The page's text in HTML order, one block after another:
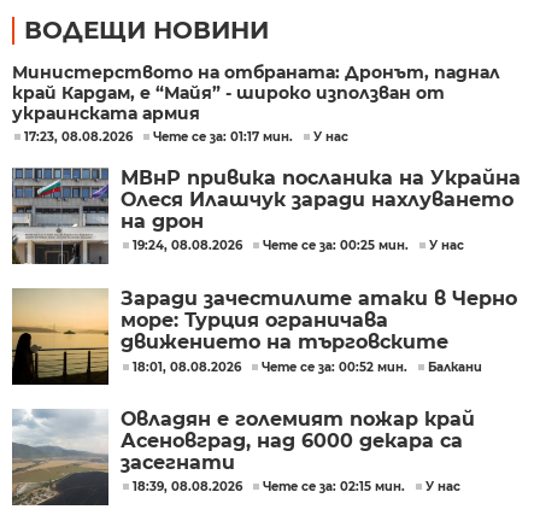
ВОДЕЩИ НОВИНИ
Министерството на отбраната: Дронът, паднал
край Кардам, е “Майя” - широко използван от
украинската армия
17:23, 08.08.2026 Чете се за: 01:17 мин. У нас
МВнР привика посланика на Украйна
Олеся Илашчук заради нахлуването
на дрон
19:24, 08.08.2026 Чете се за: 00:25 мин. У нас
Заради зачестилите атаки в Черно
море: Турция ограничава
движението на търговските
кораби
18:01, 08.08.2026 Чете се за: 00:52 мин. Балкани
Овладян е големият пожар край
Асеновград, над 6000 декара са
засегнати
18:39, 08.08.2026 Чете се за: 02:15 мин. У нас